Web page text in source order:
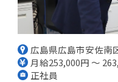
広島県広島市安佐南
月給253,000円 ～
正社員